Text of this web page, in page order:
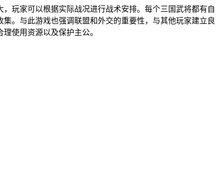
玩家可以根据实际战况进行战术安排。每个三国武将都有自
。与此游戏也强调联盟和外交的重要性，与其他玩家建立良
使用资源以及保护主公。